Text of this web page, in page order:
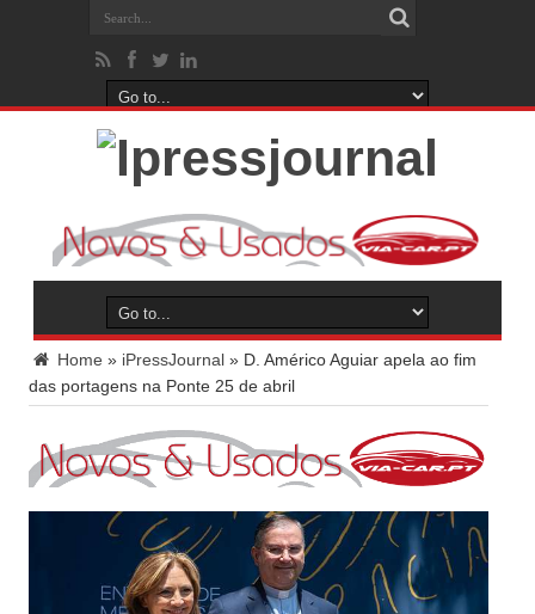
Home » iPressJournal » D. Américo Aguiar apela ao fim
das portagens na Ponte 25 de abril